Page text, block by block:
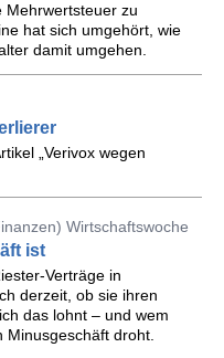
Mehrwertsteuer zu
hat sich umgehört, wie
damit umgehen.
„Verivox wegen
Wirtschaftswoche
ist
Verträge in
derzeit, ob sie ihren
das lohnt – und wem
droht.